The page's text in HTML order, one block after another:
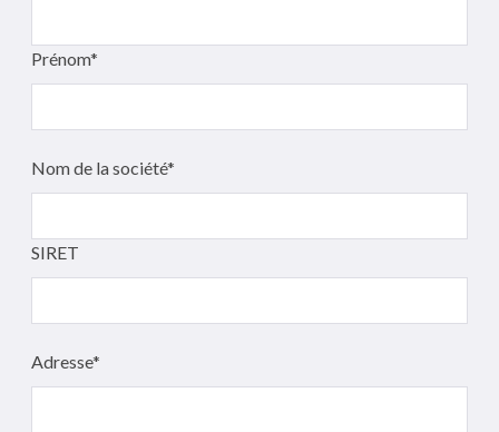
Prénom*
Nom de la société*
SIRET
Adresse*